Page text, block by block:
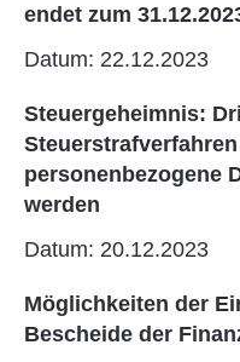
endet zum
Datum: 22.12.2023
Steuergeheimnis:
personenbezogene
werden
Datum: 20.12.2023
Möglichkeiten der
Bescheide der